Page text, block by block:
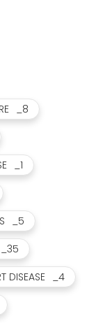
_8
_1
_5
_35
DISEASE
_4